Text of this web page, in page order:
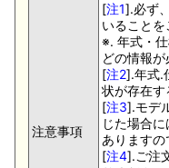
注意事項
[注1].必ず
いることを
※. 年式・
どの情報が
[注2].年式.
状が存在す
[注3].モデ
じた場合
ありますの
[注4].ご注